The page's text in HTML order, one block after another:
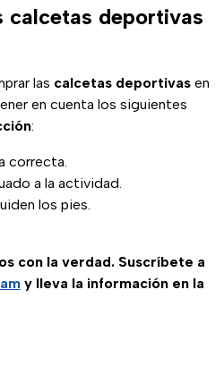
calcetas deportivas
las calcetas deportivas en
en cuenta los siguientes
:
correcta.
a la actividad.
los pies.
con la verdad. Suscríbete a
y lleva la información en la